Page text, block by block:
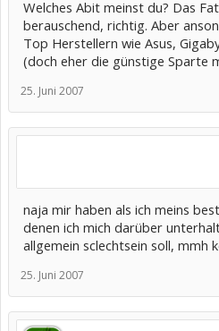
Welches Abit meinst du? Das
berauschend, richtig. Aber
Top Herstellern wie Asus,
(doch eher die günstige Sparte
25. Juni 2007
naja mir haben als ich meins
denen ich mich darüber
allgemein sclechtsein soll, mmh
25. Juni 2007